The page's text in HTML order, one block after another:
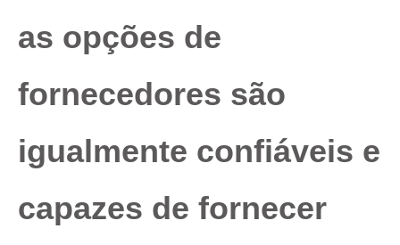
as opções de
fornecedores são
igualmente confiáveis e
capazes de fornecer